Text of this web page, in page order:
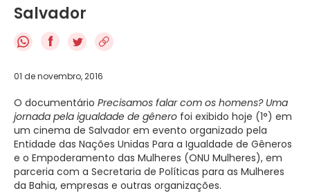
Salvador
f
01 de novembro, 2016
O documentário Precisamos falar com os homens? Uma
jornada pela igualdade de gênero foi exibido hoje (1°) em
um cinema de Salvador em evento organizado pela
Entidade das Nações Unidas Para a Igualdade de Gêneros
e o Empoderamento das Mulheres (ONU Mulheres), em
parceria com a Secretaria de Políticas para as Mulheres
da Bahia, empresas e outras organizações.